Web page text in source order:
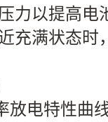
力以提高电
充满状态时
放电特性曲